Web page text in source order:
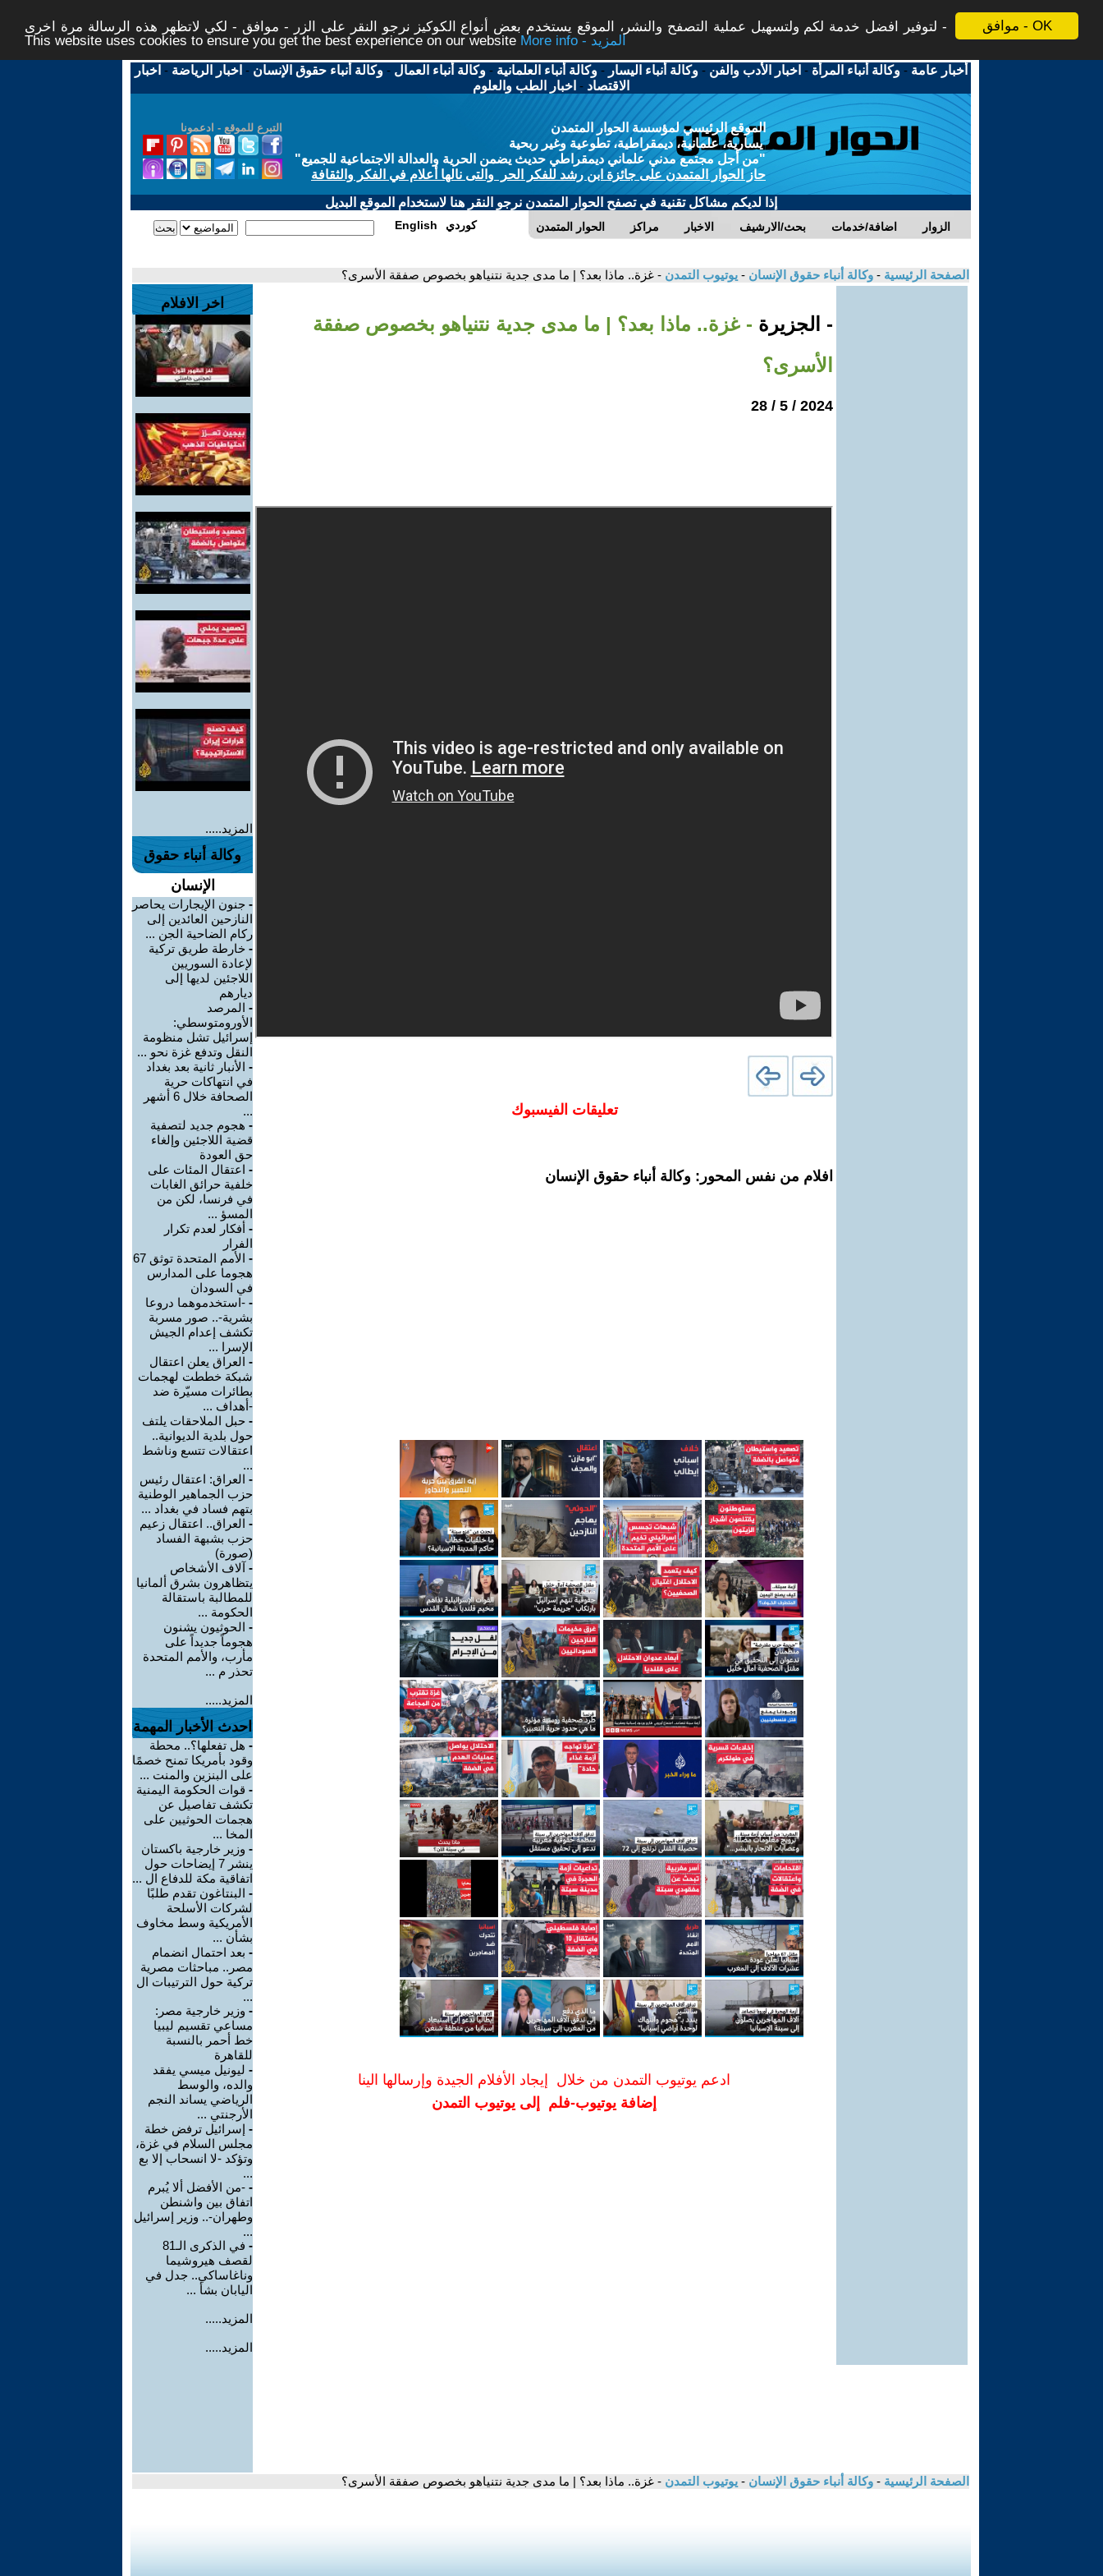
موافق - OK
لتوفير افضل خدمة لكم ولتسهيل عملية التصفح والنشر، الموقع يستخدم بعض أنواع الكوكيز نرجو النقر على الزر - موافق - لكي لاتظهر هذه الرسالة مرة اخرى -
This website uses cookies to ensure you get the best experience on our website
More info - المزيد
أخبار عامة -وكالة أنباء المرأة - اخبار الأدب والفن -وكالة أنباء اليسار -وكالة أنباء العلمانية -وكالة أنباء العمال -وكالة أنباء حقوق الإنسان - اخبار الرياضة - اخبار
الاقتصاد - اخبار الطب والعلوم
التبرع للموقع - ادعمونا
الموقع الرئيسي لمؤسسة الحوار المتمدن
يسارية، علمانية، ديمقراطية، تطوعية وغير ربحية
"من أجل مجتمع مدني علماني ديمقراطي حديث يضمن الحرية والعدالة الاجتماعية للجميع"
حاز الحوار المتمدن على جائزة ابن رشد للفكر الحر والتى نالها أعلام في الفكر والثقافة
إذا لديكم مشاكل تقنية في تصفح الحوار المتمدن نرجو النقر هنا لاستخدام الموقع البديل
الحوار المتمدن مراكز الاخبار بحث/الارشيف اضافة/خدمات الزوار English كوردي
الصفحة الرئيسية - وكالة أنباء حقوق الإنسان - يوتيوب التمدن - غزة.. ماذا بعد؟ | ما مدى جدية نتنياهو بخصوص صفقة الأسرى؟
- الجزيرة - غزة.. ماذا بعد؟ | ما مدى جدية نتنياهو بخصوص صفقة
الأسرى؟
2024 / 5 / 28
تعليقات الفيسبوك
افلام من نفس المحور: وكالة أنباء حقوق الإنسان
ادعم يوتيوب التمدن من خلال إيجاد الأفلام الجيدة وإرسالها الينا
إضافة يوتيوب-فلم إلى يوتيوب التمدن
اخر الافلام
المزيد.....
وكالة أنباء حقوق
الإنسان
- جنون الإيجارات يحاصر
النازحين العائدين إلى
ركام الضاحية الجن ...
- خارطة طريق تركية
لإعادة السوريين
اللاجئين لديها إلى
ديارهم
- المرصد
الأورومتوسطي:
إسرائيل تشل منظومة
النقل وتدفع غزة نحو ...
- الأنبار ثانية بعد بغداد
في انتهاكات حرية
الصحافة خلال 6 أشهر
...
- هجوم جديد لتصفية
قضية اللاجئين وإلغاء
حق العودة
- اعتقال المئات على
خلفية حرائق الغابات
في فرنسا، لكن من
المسؤ ...
- أفكار لعدم تكرار
الفرار
-
الأمم المتحدة توثق 67
هجوما على المدارس
في السودان
- -استخدموهما دروعا
بشرية-.. صور مسربة
تكشف إعدام الجيش
الإسرا ...
- العراق يعلن اعتقال
شبكة خططت لهجمات
بطائرات مسيّرة ضد
-أهداف ...
- حبل الملاحقات يلتف
حول بلدية الديوانية..
اعتقالات تتسع وناشط
...
- العراق: اعتقال رئيس
حزب الجماهير الوطنية
بتهم فساد في بغداد ...
- العراق.. اعتقال زعيم
حزب بشبهة الفساد
(صورة)
- آلاف الأشخاص
يتظاهرون بشرق ألمانيا
للمطالبة باستقالة
الحكومة ...
- الحوثيون يشنون
هجوماً جديداً على
مأرب، والأمم المتحدة
تحذر م ...
المزيد.....
احدث الأخبار المهمة
- هل تفعلها؟.. محطة
وقود بأمريكا تمنح خصمًا
على البنزين والمنت ...
- قوات الحكومة اليمنية
تكشف تفاصيل عن
هجمات الحوثيين على
المخا ...
- وزير خارجية باكستان
ينشر 7 إيضاحات حول
اتفاقية مكة للدفاع ال ...
- البنتاغون تقدم طلبًا
لشركات الأسلحة
الأمريكية وسط مخاوف
بشأن ...
- بعد احتمال انضمام
مصر.. مباحثات مصرية
تركية حول الترتيبات ال
...
- وزير خارجية مصر:
مساعي تقسيم ليبيا
خط أحمر بالنسبة
للقاهرة
- ليونيل ميسي يفقد
والده، والوسط
الرياضي يساند النجم
الأرجنتي ...
- إسرائيل ترفض خطة
مجلس السلام في غزة،
وتؤكد -لا انسحاب إلا بع
...
- -من الأفضل ألا يُبرم
اتفاق بين واشنطن
وطهران-.. وزير إسرائيل
...
-
في الذكرى الـ81
لقصف هيروشيما
وناغاساكي.. جدل في
اليابان بشأ ...
المزيد.....
المزيد.....
الصفحة الرئيسية - وكالة أنباء حقوق الإنسان - يوتيوب التمدن - غزة.. ماذا بعد؟ | ما مدى جدية نتنياهو بخصوص صفقة الأسرى؟